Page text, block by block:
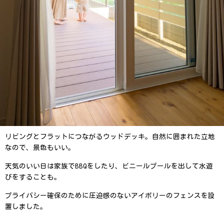
リビングとフラットにつながるウッドデッキ。 自然に囲まれた立地
なので、景色もいい。
天気のいい日は家族でBBQをしたり、ビニールプールを出して水遊
びをすることも。
プライバシー確保のために圧迫感のないアイボリーのフェンスを設
置しました。